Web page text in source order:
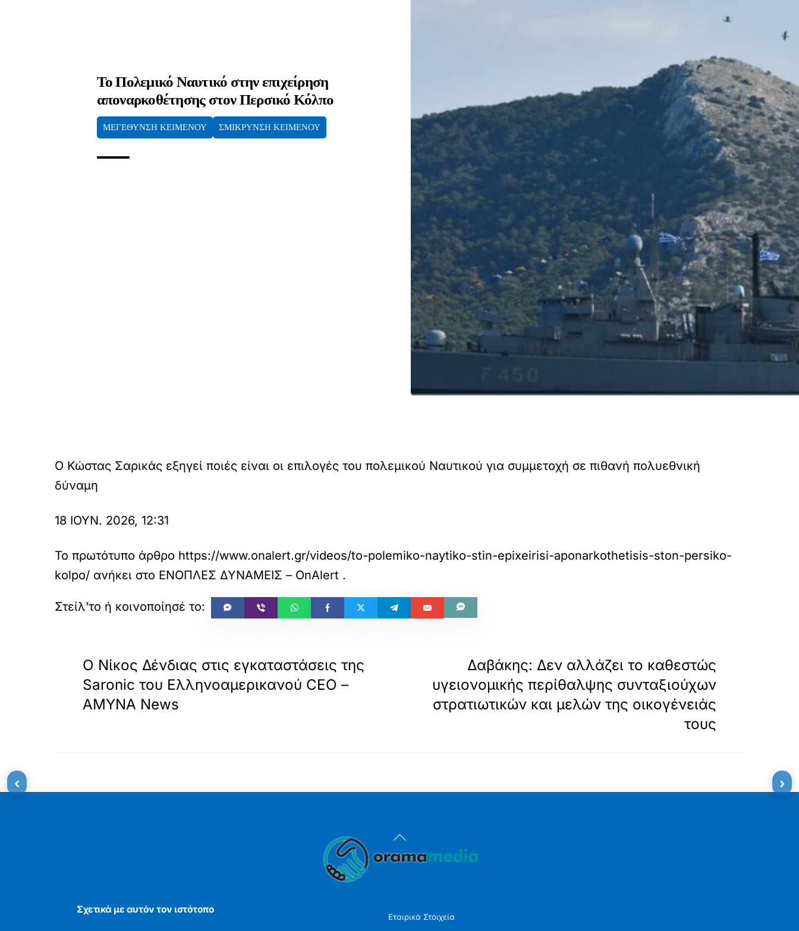
Το Πολεμικό Ναυτικό στην επιχείρηση
αποναρκοθέτησης στον Περσικό Κόλπο
ΜΕΓΕΘΥΝΣΗ ΚΕΙΜΕΝΟΥ ΣΜΙΚΡΥΝΣΗ ΚΕΙΜΕΝΟΥ
Ο Κώστας Σαρικάς εξηγεί ποιές είναι οι επιλογές του πολεμικού Ναυτικού για συμμετοχή σε πιθανή πολυεθνική
δύναμη
18 ΙΟΥΝ. 2026, 12:31
Το πρωτότυπο άρθρο https://www.onalert.gr/videos/to-polemiko-naytiko-stin-epixeirisi-aponarkothetisis-ston-persiko-
kolpo/ ανήκει στο ΕΝΟΠΛΕΣ ΔΥΝΑΜΕΙΣ – OnAlert .
Ο Νίκος Δένδιας στις εγκαταστάσεις της
Saronic του Ελληνοαμερικανού CEO –
ΑΜΥΝΑ News
Δαβάκης: Δεν αλλάζει το καθεστώς
υγειονομικής περίθαλψης συνταξιούχων
στρατιωτικών και μελών της οικογένειάς
τους
Back
To
Σχετικά με αυτόν τον ιστότοπο
Εταιρικά Στοιχεία
‹ ›